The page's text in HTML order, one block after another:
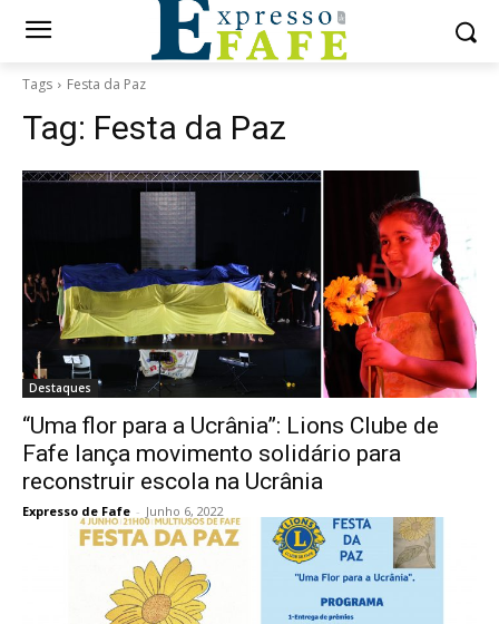
Tags Festa da Paz
Tag: Festa da Paz
Destaques
“Uma flor para a Ucrânia”: Lions Clube de
Fafe lança movimento solidário para
reconstruir escola na Ucrânia
Expresso de Fafe - Junho 6, 2022